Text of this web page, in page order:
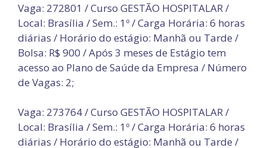
Vaga: 272801 / Curso GESTÃO HOSPITALAR /
Local: Brasília / Sem.: 1º / Carga Horária: 6 horas
diárias / Horário do estágio: Manhã ou Tarde /
Bolsa: R$ 900 / Após 3 meses de Estágio tem
acesso ao Plano de Saúde da Empresa / Número
de Vagas: 2;
Vaga: 273764 / Curso GESTÃO HOSPITALAR /
Local: Brasília / Sem.: 1º / Carga Horária: 6 horas
diárias / Horário do estágio: Manhã ou Tarde /